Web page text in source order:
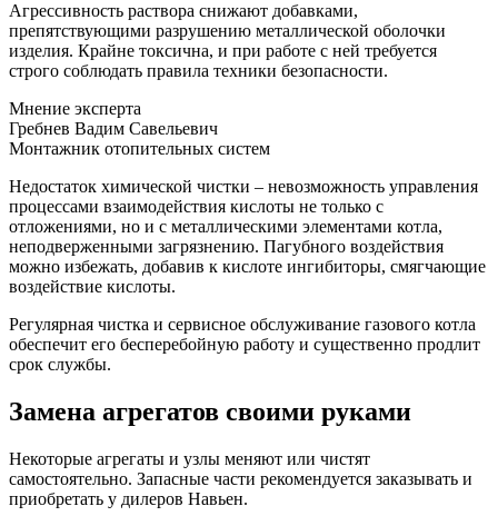
Агрессивность раствора снижают добавками,
препятствующими разрушению металлической оболочки
изделия. Крайне токсична, и при работе с ней требуется
строго соблюдать правила техники безопасности.
Мнение эксперта
Гребнев Вадим Савельевич
Монтажник отопительных систем
Недостаток химической чистки – невозможность управления
процессами взаимодействия кислоты не только с
отложениями, но и с металлическими элементами котла,
неподверженными загрязнению. Пагубного воздействия
можно избежать, добавив к кислоте ингибиторы, смягчающие
воздействие кислоты.
Регулярная чистка и сервисное обслуживание газового котла
обеспечит его бесперебойную работу и существенно продлит
срок службы.
Замена агрегатов своими руками
Некоторые агрегаты и узлы меняют или чистят
самостоятельно. Запасные части рекомендуется заказывать и
приобретать у дилеров Навьен.